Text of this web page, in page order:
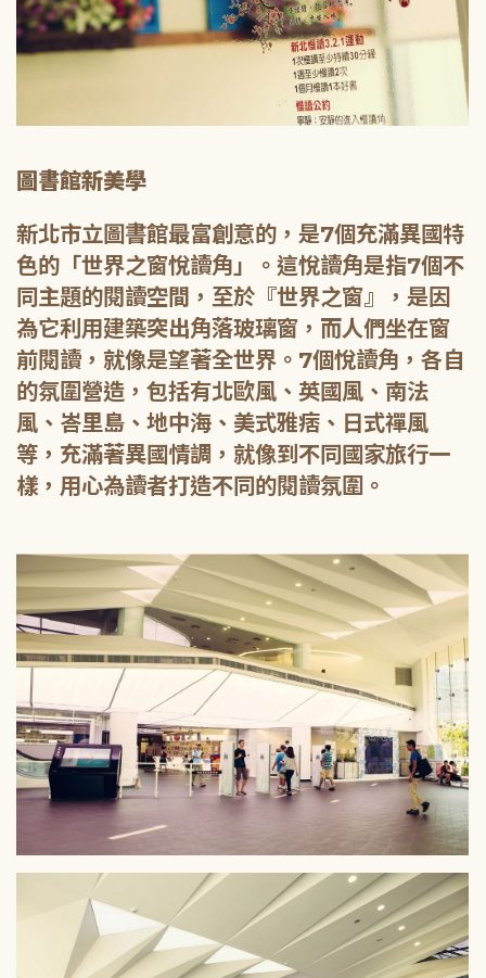
圖書館新美學
新北市立圖書館最富創意的，是7個充滿異國特
色的「世界之窗悅讀角」。這悅讀角是指7個不
同主題的閱讀空間，至於『世界之窗』，是因
為它利用建築突出角落玻璃窗，而人們坐在窗
前閱讀，就像是望著全世界。7個悅讀角，各自
的氛圍營造，包括有北歐風、英國風、南法
風、峇里島、地中海、美式雅痞、日式禪風
等，充滿著異國情調，就像到不同國家旅行一
樣，用心為讀者打造不同的閱讀氛圍。